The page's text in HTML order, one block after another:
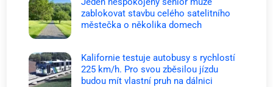
zablokovat stavbu celého satelitního
městečka o několika domech
Kalifornie testuje autobusy s rychlostí
225 km/h. Pro svou zběsilou jízdu
budou mít vlastní pruh na dálnici